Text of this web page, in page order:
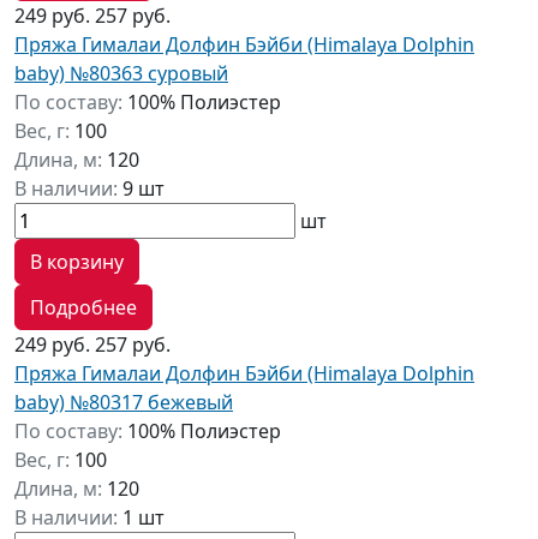
249 руб. 257 руб.
Пряжа Гималаи Долфин Бэйби (Himalaya Dolphin
baby) №80363 суровый
По составу: 100% Полиэстер
Вес, г: 100
Длина, м: 120
В наличии: 9 шт
шт
В корзину
Подробнее
249 руб. 257 руб.
Пряжа Гималаи Долфин Бэйби (Himalaya Dolphin
baby) №80317 бежевый
По составу: 100% Полиэстер
Вес, г: 100
Длина, м: 120
В наличии: 1 шт